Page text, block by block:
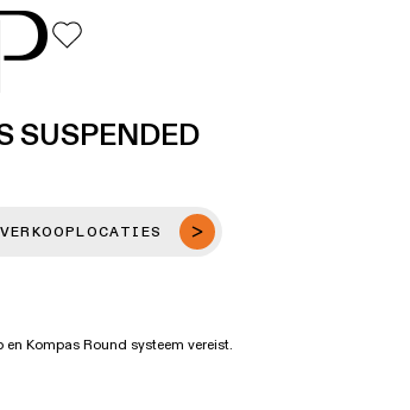
SUSPENDED
VERKOOPLOCATIES
Kompas Round systeem vereist.